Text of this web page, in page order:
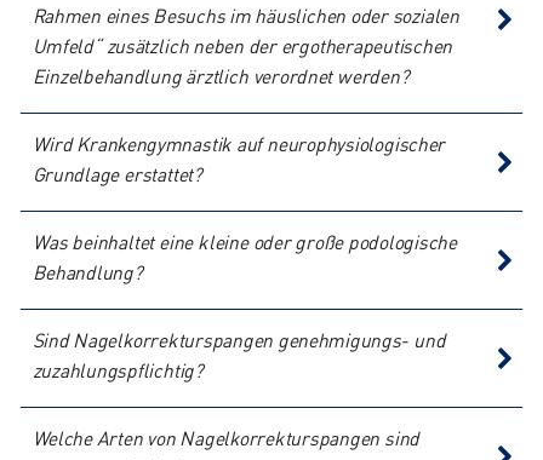
Rahmen eines Besuchs im häuslichen oder sozialen
Umfeld“ zusätzlich neben der ergotherapeutischen
Einzelbehandlung ärztlich verordnet werden?
Wird Krankengymnastik auf neurophysiologischer
Grundlage erstattet?
Was beinhaltet eine kleine oder große podologische
Behandlung?
Sind Nagelkorrekturspangen genehmigungs- und
zuzahlungspflichtig?
Welche Arten von Nagelkorrekturspangen sind